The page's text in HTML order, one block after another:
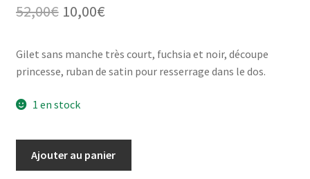
52,00€ Le
initial
52,00€.
10,00€Le
actuel
Gilet sans manche très court, fuchsia et noir, découpe
princesse, ruban de satin pour resserrage dans le dos.
1 en stock
Ajouter au panier